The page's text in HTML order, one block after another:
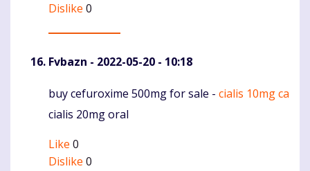
Dislike 0
Fvbazn - 2022-05-20 - 10:18
Komentaras
buy cefuroxime 500mg for sale - cialis 10mg ca
cialis 20mg oral
Like 0
Dislike 0